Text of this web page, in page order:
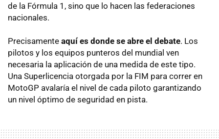
de la Fórmula 1, sino que lo hacen las federaciones
nacionales.
Precisamente aquí es donde se abre el debate. Los
pilotos y los equipos punteros del mundial ven
necesaria la aplicación de una medida de este tipo.
Una Superlicencia otorgada por la FIM para correr en
MotoGP avalaría el nivel de cada piloto garantizando
un nivel óptimo de seguridad en pista.